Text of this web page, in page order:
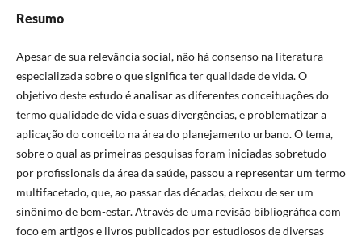
Resumo
Apesar de sua relevância social, não há consenso na literatura
especializada sobre o que significa ter qualidade de vida. O
objetivo deste estudo é analisar as diferentes conceituações do
termo qualidade de vida e suas divergências, e problematizar a
aplicação do conceito na área do planejamento urbano. O tema,
sobre o qual as primeiras pesquisas foram iniciadas sobretudo
por profissionais da área da saúde, passou a representar um termo
multifacetado, que, ao passar das décadas, deixou de ser um
sinônimo de bem-estar. Através de uma revisão bibliográfica com
foco em artigos e livros publicados por estudiosos de diversas